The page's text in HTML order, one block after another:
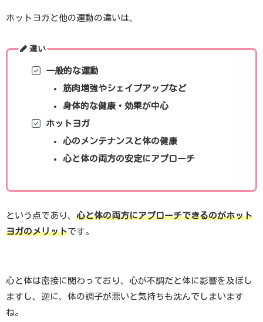
ホットヨガと他の運動の違いは、
違い
一般的な運動
筋肉増強やシェイプアップなど
身体的な健康・効果が中心
ホットヨガ
心のメンテナンスと体の健康
心と体の両方の安定にアプローチ
という点であり、 心と体の両方にアプローチできるのがホット
ヨガのメリットです。
心と体は密接に関わっており、心が不調だと体に影響を及ぼし
ますし、逆に、体の調子が悪いと気持ちも沈んでしまいます
ね。